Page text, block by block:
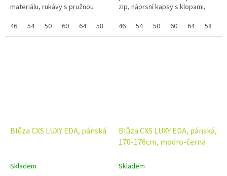
materiálu, rukávy s pružnou
náprsní kapsy s klopami,
jednoduché boční...
46 54 50 60 64 58 44 48 52 56 62
zip, náprsní kapsy s klopami,
odlehčené gramáži vhodná pro
práci...
46 54 50 60 64 58
Blůza CXS LUXY EDA, pánská
Skladem
Blůza CXS LUXY EDA, pánská,
170-176cm, modro-černá
Skladem